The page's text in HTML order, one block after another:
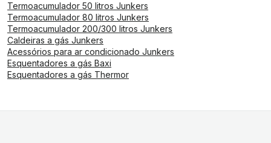
Termoacumulador 50 litros Junkers
Termoacumulador 80 litros Junkers
Termoacumulador 200/300 litros Junkers
Caldeiras a gás Junkers
Acessórios para ar condicionado Junkers
Esquentadores a gás Baxi
Esquentadores a gás Thermor